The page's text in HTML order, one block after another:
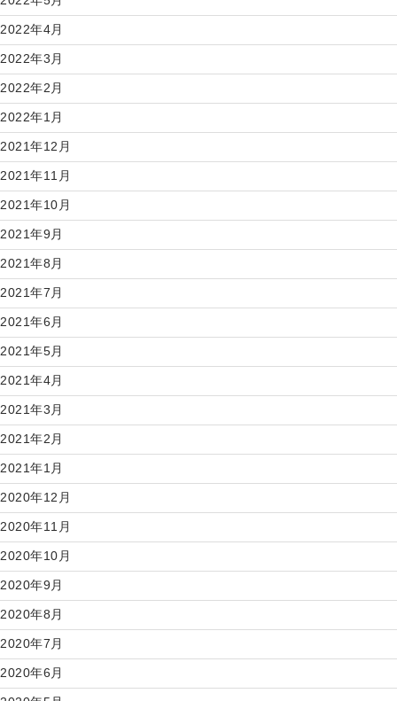
2022年4月
2022年3月
2022年2月
2022年1月
2021年12月
2021年11月
2021年10月
2021年9月
2021年8月
2021年7月
2021年6月
2021年5月
2021年4月
2021年3月
2021年2月
2021年1月
2020年12月
2020年11月
2020年10月
2020年9月
2020年8月
2020年7月
2020年6月